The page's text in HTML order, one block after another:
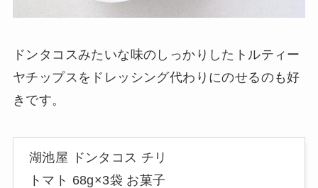
ドンタコスみたいな味のしっかりしたトルティー
ヤチップスをドレッシング代わりにのせるのも好
きです。
湖池屋 ドンタコス チリ
トマト 68g×3袋 お菓子